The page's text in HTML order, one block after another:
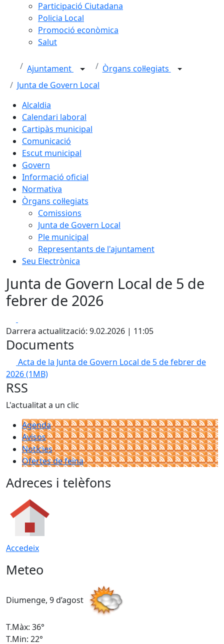
Participació Ciutadana
Policia Local
Promoció econòmica
Salut
Ajuntament
Òrgans col·legiats
Junta de Govern Local
Alcaldia
Calendari laboral
Cartipàs municipal
Comunicació
Escut municipal
Govern
Informació oficial
Normativa
Òrgans col·legiats
Comissions
Junta de Govern Local
Ple municipal
Representants de l'ajuntament
Seu Electrònica
Junta de Govern Local de 5 de
febrer de 2026
Darrera actualització: 9.02.2026 | 11:05
Documents
Acta de la Junta de Govern Local de 5 de febrer de
2026(1MB)
RSS
L'actualitat a un clic
Agenda
Avisos
Notícies
Ofertes de feina
Adreces i telèfons
Accedeix
Meteo
Diumenge, 9 d’agost
T.Màx: 36°
T.Min: 22°